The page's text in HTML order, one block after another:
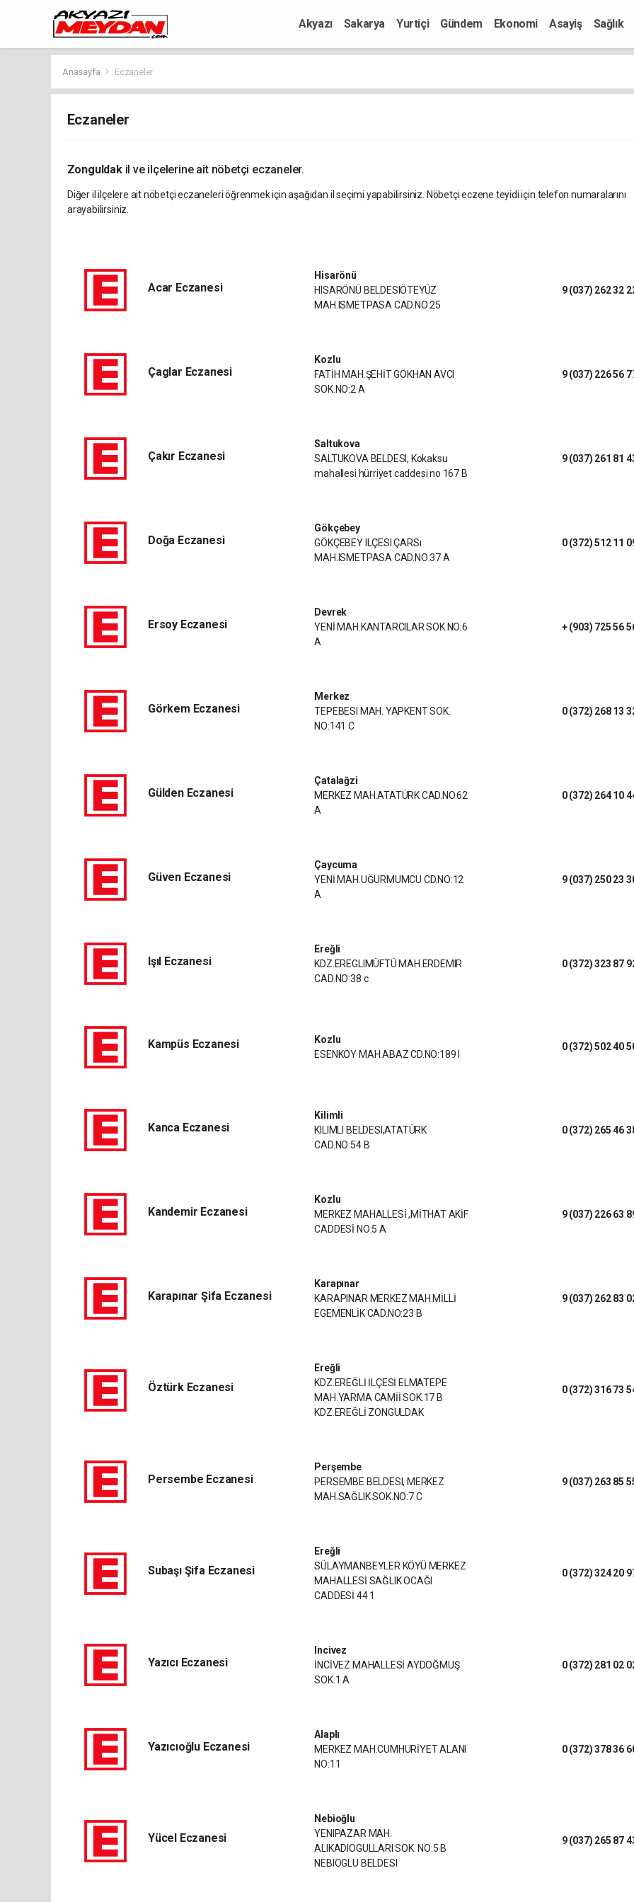
Akyazı Sakarya Yurtiçi Gündem Ekonomi Asayiş Sağlık
Anasayfa Eczaneler
Eczaneler
Zonguldakil ve ilçelerine ait nöbetçi eczaneler.
Diğer il ilçelere ait nöbetçi eczaneleri öğrenmek için aşağıdan il seçimi yapabilirsiniz. Nöbetçi eczene teyidi için telefon numaralarını
arayabilirsiniz.
Acar Eczanesi
Hisarönü
HISARÖNÜ BELDESIÖTEYÜZ
MAH.ISMETPASA CAD.NO:25
9 (037) 262 32
Çaglar Eczanesi
Kozlu
FATİH MAH.ŞEHİT GÖKHAN AVCI
SOK.NO:2 A
9 (037) 226 56
Çakır Eczanesi
Saltukova
SALTUKOVA BELDESI, Kokaksu
mahallesi hürriyet caddesi no 167 B
9 (037) 261 81
Doğa Eczanesi
Gökçebey
GÖKÇEBEY ILÇESI.ÇARSı
MAH.ISMETPASA CAD.NO:37 A
0 (372) 512 11
Ersoy Eczanesi
Devrek
YENİ MAH.KANTARCILAR SOK.NO:6
A
+ (903) 725 56
Görkem Eczanesi
Merkez
TEPEBESI MAH. YAPKENT SOK.
NO:141 C
0 (372) 268 13
Gülden Eczanesi
Çatalağzi
MERKEZ MAH.ATATÜRK CAD.NO.62
A
0 (372) 264 10
Güven Eczanesi
Çaycuma
YENİ MAH.UĞURMUMCU CD.NO:12
A
9 (037) 250 23
Işıl Eczanesi
Ereğli
KDZ.EREGLIMÜFTÜ MAH.ERDEMIR
CAD.NO:38 c
0 (372) 323 87
Kampüs Eczanesi
Kozlu
ESENKÖY MAH.ABAZ CD.NO:189 I
0 (372) 502 40
Kanca Eczanesi
Kilimli
KILIMLI BELDESI,ATATÜRK
CAD.NO:54 B
0 (372) 265 46
Kandemir Eczanesi
Kozlu
MERKEZ MAHALLESİ ,MİTHAT AKİF
CADDESİ NO:5 A
9 (037) 226 63
Karapınar Şifa Eczanesi
Karapınar
KARAPINAR MERKEZ MAH.MİLLİ
EGEMENLİK CAD.NO:23 B
9 (037) 262 83
Öztürk Eczanesi
Ereğli
KDZ.EREĞLİ İLÇESİ ELMATEPE
MAH.YARMA CAMİİ SOK.17 B
KDZ.EREĞLİ ZONGULDAK
0 (372) 316 73
Persembe Eczanesi
Perşembe
PERSEMBE BELDESI, MERKEZ
MAH.SAĞLIK SOK.NO:7 C
9 (037) 263 85
Subaşı Şifa Eczanesi
Ereğli
SÜLAYMANBEYLER KÖYÜ MERKEZ
MAHALLESİ SAĞLIK OCAĞI
CADDESİ 44 1
0 (372) 324 20
Yazıcı Eczanesi
Incivez
İNCİVEZ MAHALLESİ AYDOĞMUŞ
SOK.1 A
0 (372) 281 02
Yazıcıoğlu Eczanesi
Alaplı
MERKEZ MAH.CUMHURİYET ALANI
NO:11
0 (372) 378 36
Yücel Eczanesi
Nebioğlu
YENIPAZAR MAH.
ALIKADIOGULLARI SOK. NO:5 B
NEBIOGLU BELDESI
9 (037) 265 87